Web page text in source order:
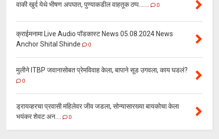
वाकी खुर्द येथे भीषण अपघात, पुण्याकडील वाहतूक ठप्प....... 0
क्राईमनामा Live Audio पॉडकास्ट News 05.08.2024 News
Anchor Shital Shinde
0
मुलीने ITBP जवानासोबत प्रेमविवाह केला, बापाने सूड उगवला, काय घडलं?
0
ड्रायव्हरचा प्रवासी महिलेवर जीव जडला, सोन्यासारख्या बायकोचा केला
भयंकर शेवट अन....
0